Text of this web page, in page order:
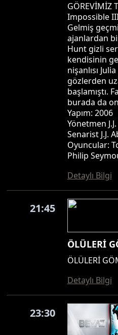
GÖREVİMİZ
Impossible
Gelmiş
ajanlardan
Hunt gizli
kendisinin
nişanlısı
gözlerden
başlamıştı.
burada da
Yapım: 2006
Yönetmen
Senarist J.J.
Oyuncular:
Philip
Detaylı Bilgi
21:45
ÖLÜLERİ
ÖLÜLERİ
Detaylı Bilgi
23:30